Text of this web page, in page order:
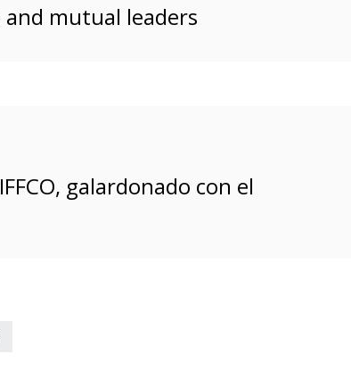
mutual leaders
galardonado con el